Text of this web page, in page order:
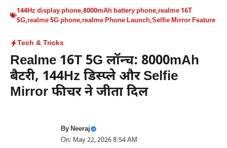
144Hz display phone,8000mAh battery phone,realme 16T
5G,realme 5G phone,realme Phone Launch,Selfie Mirror Feature
Tech & Tricks
Realme 16T 5G लॉन्च: 8000mAh
बैटरी, 144Hz डिस्प्ले और Selfie
Mirror फीचर ने जीता दिल
ByNeeraj
On: May 22, 2026 8:54 AM